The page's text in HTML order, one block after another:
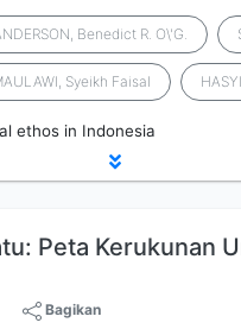
Benedict R. O\'G.
Syeikh Faisal
ethos in Indonesia
Peta Kerukunan
Bagikan